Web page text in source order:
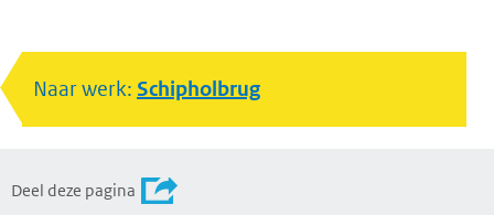
Naar werk: Schipholbrug
Deel deze pagina